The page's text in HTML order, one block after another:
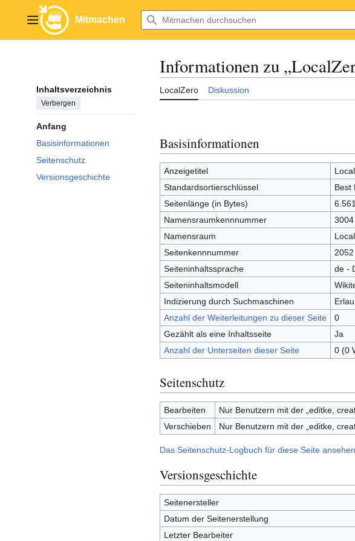
springenHauptmenüMitmachen
Inhaltsverzeichnis
Verbergen
Anfang
Basisinformationen
Seitenschutz
Versionsgeschichte
Informationen zu
LocalZero Diskussion
Basisinformationen
Anzeigetitel
Standardsortierschlüssel
Best
Seitenlänge (in Bytes)
6.561
Namensraumkennnummer
3004
Namensraum
Seitenkennnummer
2052
Seiteninhaltssprache
de -
Seiteninhaltsmodell
Indizierung durch Suchmaschinen
Anzahl der Weiterleitungen zu dieser Seite
0
Gezählt als eine Inhaltsseite
Ja
Anzahl der Unterseiten dieser Seite
0 (0
Seitenschutz
Bearbeiten
Nur Benutzern mit der „editke,
Verschieben
Nur Benutzern mit der „editke,
Das Seitenschutz-Logbuch für diese Seite ansehen.
Versionsgeschichte
Seitenersteller
Datum der Seitenerstellung
Letzter Bearbeiter